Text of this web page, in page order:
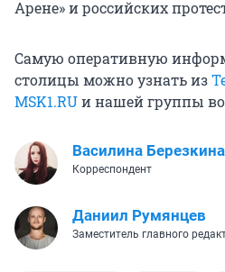
Арене» и российских
Самую оперативную
столицы можно узнать из
MSK1.RUи нашей группы во
Василина Березкина
Корреспондент
Даниил Румянцев
Заместитель главного